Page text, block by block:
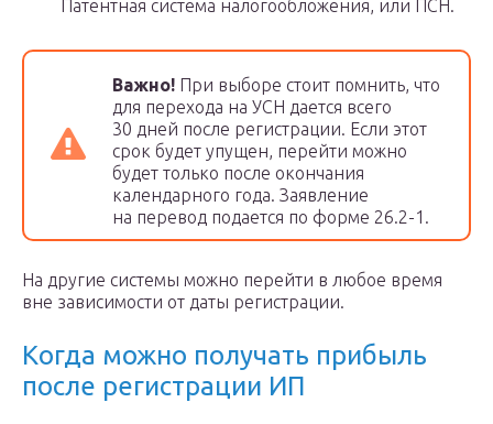
Патентная система налогообложения, или ПСН.
Важно! При выборе стоит помнить, что
для перехода на УСН дается всего
30 дней после регистрации. Если этот
срок будет упущен, перейти можно
будет только после окончания
календарного года. Заявление
на перевод подается по форме 26.2-1.
На другие системы можно перейти в любое время
вне зависимости от даты регистрации.
Когда можно получать прибыль
после регистрации ИП